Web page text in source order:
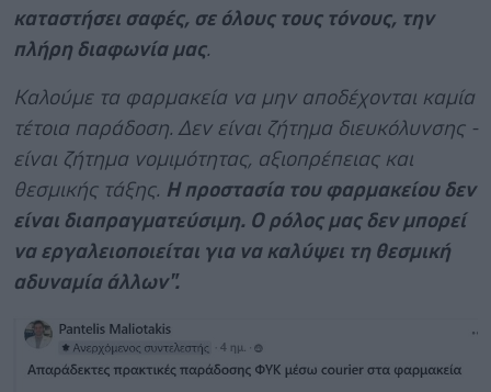
καταστήσει σαφές, σε όλους τους τόνους, την
πλήρη διαφωνία μας.
Καλούμε τα φαρμακεία να μην αποδέχονται καμία
τέτοια παράδοση. Δεν είναι ζήτημα διευκόλυνσης -
είναι ζήτημα νομιμότητας, αξιοπρέπειας και
θεσμικής τάξης. Η προστασία του φαρμακείου δεν
είναι διαπραγματεύσιμη. Ο ρόλος μας δεν μπορεί
να εργαλειοποιείται για να καλύψει τη θεσμική
αδυναμία άλλων".